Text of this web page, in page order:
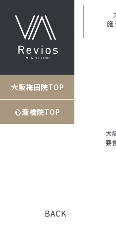
施
大阪梅田院TOP
心斎橋院TOP
大
要
BACK